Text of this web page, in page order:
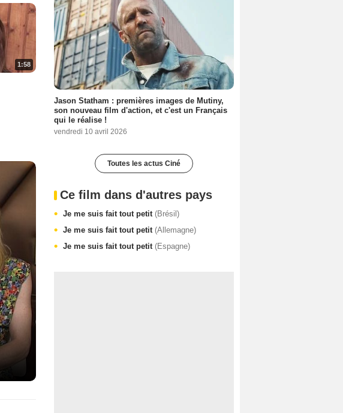
1:58
Jason Statham : premières images de Mutiny,
son nouveau film d'action, et c'est un Français
qui le réalise !
vendredi 10 avril 2026
Toutes les actus Ciné
Ce film dans d'autres pays
Je me suis fait tout petit (Brésil)
Je me suis fait tout petit (Allemagne)
Je me suis fait tout petit (Espagne)